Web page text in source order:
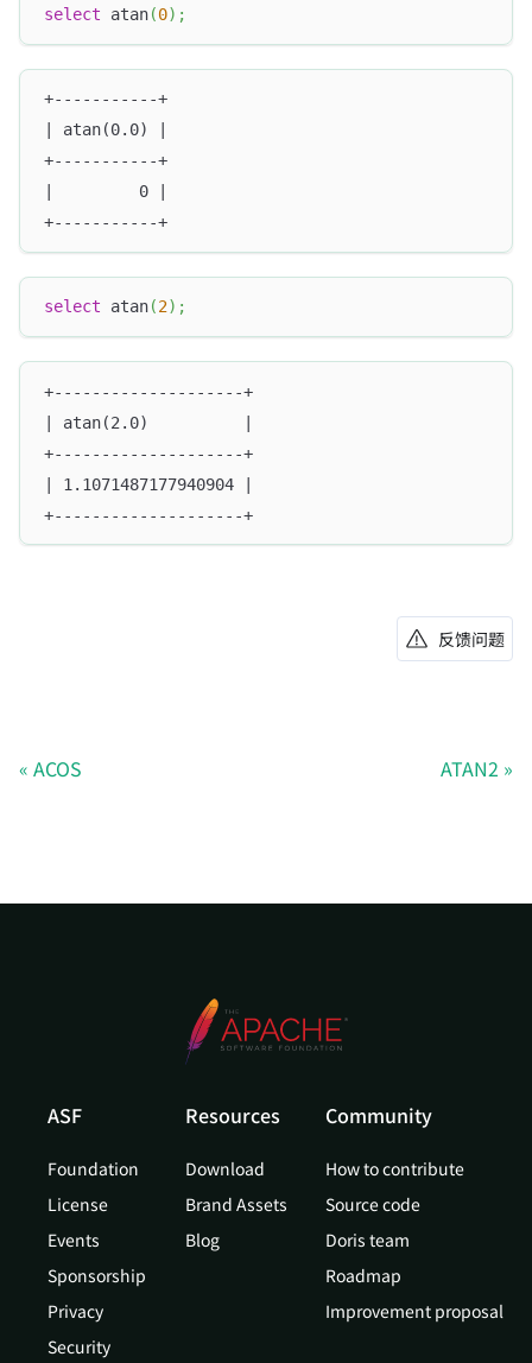
select atan(0) ;
+-----------+
| atan(0.0) |
+-----------+
|         0 |
+-----------+
select atan(2) ;
+--------------------+
| atan(2.0)          |
+--------------------+
| 1.1071487177940904 |
+--------------------+
反馈问题
ACOS ATAN2
ASF
Foundation
License
Events
Sponsorship
Privacy
Security
Resources
Download
Brand Assets
Blog
Community
How to contribute
Source code
Doris team
Roadmap
Improvement proposal